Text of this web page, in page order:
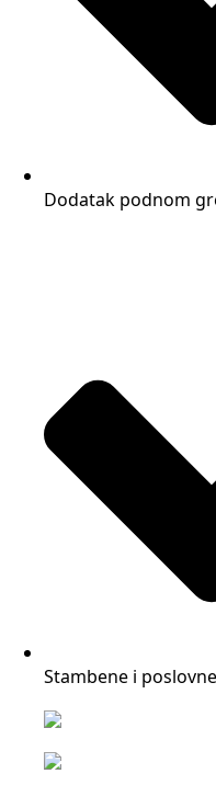
Dodatak podnom
Stambene i